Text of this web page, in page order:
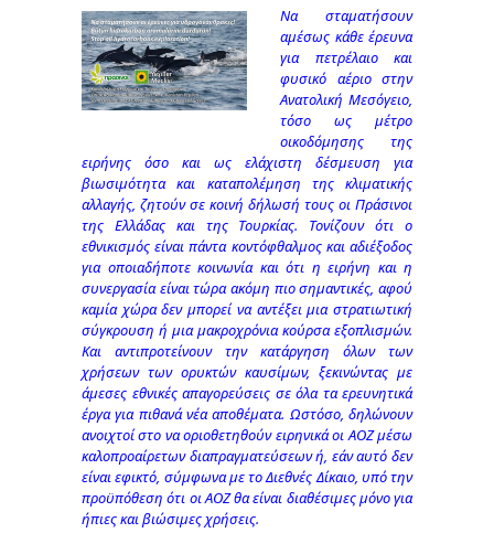
Να σταματήσουν
αμέσως κάθε έρευνα
για πετρέλαιο και
φυσικό αέριο στην
Ανατολική Μεσόγειο,
τόσο ως μέτρο
οικοδόμησης της
ειρήνης όσο και ως ελάχιστη δέσμευση για
βιωσιμότητα και καταπολέμηση της κλιματικής
αλλαγής, ζητούν σε κοινή δήλωσή τους οι Πράσινοι
της Ελλάδας και της Τουρκίας. Τονίζουν ότι ο
εθνικισμός είναι πάντα κοντόφθαλμος και αδιέξοδος
για οποιαδήποτε κοινωνία και ότι η ειρήνη και η
συνεργασία είναι τώρα ακόμη πιο σημαντικές, αφού
καμία χώρα δεν μπορεί να αντέξει μια στρατιωτική
σύγκρουση ή μια μακροχρόνια κούρσα εξοπλισμών.
Και αντιπροτείνουν την κατάργηση όλων των
χρήσεων των ορυκτών καυσίμων, ξεκινώντας με
άμεσες εθνικές απαγορεύσεις σε όλα τα ερευνητικά
έργα για πιθανά νέα αποθέματα. Ωστόσο, δηλώνουν
ανοιχτοί στο να οριοθετηθούν ειρηνικά οι ΑΟΖ μέσω
καλοπροαίρετων διαπραγματεύσεων ή, εάν αυτό δεν
είναι εφικτό, σύμφωνα με το Διεθνές Δίκαιο, υπό την
προϋπόθεση ότι οι ΑΟΖ θα είναι διαθέσιμες μόνο για
ήπιες και βιώσιμες χρήσεις.